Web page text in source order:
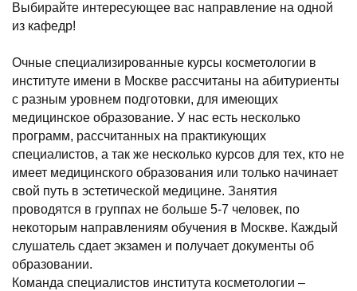
Выбирайте интересующее вас направление на одной
из кафедр!
Очные специализированные курсы косметологии в
институте имени в Москве рассчитаны на абитуриенты
с разным уровнем подготовки, для имеющих
медицинское образование. У нас есть несколько
программ, рассчитанных на практикующих
специалистов, а так же несколько курсов для тех, кто не
имеет медицинского образования или только начинает
свой путь в эстетической медицине. Занятия
проводятся в группах не больше 5-7 человек, по
некоторым направлениям обучения в Москве. Каждый
слушатель сдает экзамен и получает документы об
образовании.
Команда специалистов института косметологии –